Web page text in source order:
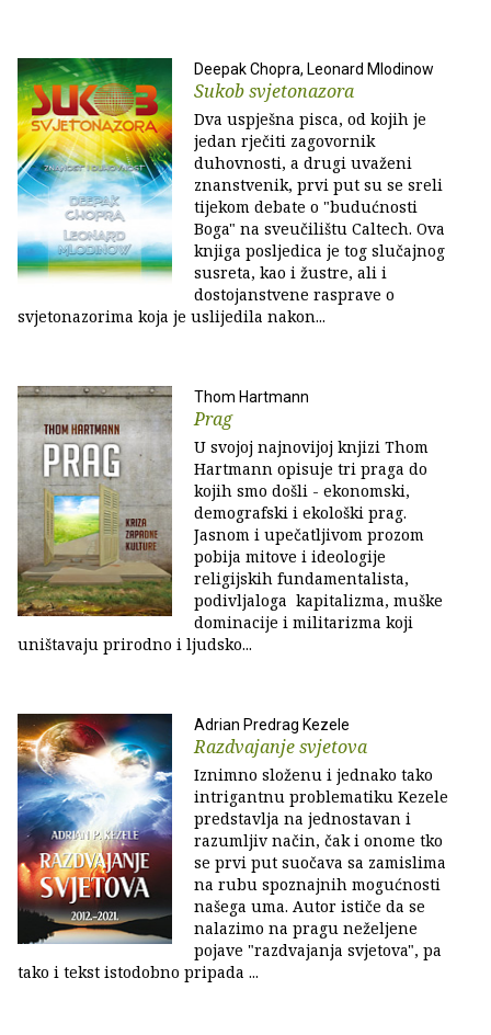
Deepak Chopra, Leonard Mlodinow
Sukob svjetonazora
Dva uspješna pisca, od kojih je
jedan rječiti zagovornik
duhovnosti, a drugi uvaženi
znanstvenik, prvi put su se sreli
tijekom debate o "budućnosti
Boga" na sveučilištu Caltech. Ova
knjiga posljedica je tog slučajnog
susreta, kao i žustre, ali i
dostojanstvene rasprave o
svjetonazorima koja je uslijedila nakon...
Thom Hartmann
Prag
U svojoj najnovijoj knjizi Thom
Hartmann opisuje tri praga do
kojih smo došli - ekonomski,
demografski i ekološki prag.
Jasnom i upečatljivom prozom
pobija mitove i ideologije
religijskih fundamentalista,
podivljaloga kapitalizma, muške
dominacije i militarizma koji
uništavaju prirodno i ljudsko...
Adrian Predrag Kezele
Razdvajanje svjetova
Iznimno složenu i jednako tako
intrigantnu problematiku Kezele
predstavlja na jednostavan i
razumljiv način, čak i onome tko
se prvi put suočava sa zamislima
na rubu spoznajnih mogućnosti
našega uma. Autor ističe da se
nalazimo na pragu neželjene
pojave "razdvajanja svjetova", pa
tako i tekst istodobno pripada ...